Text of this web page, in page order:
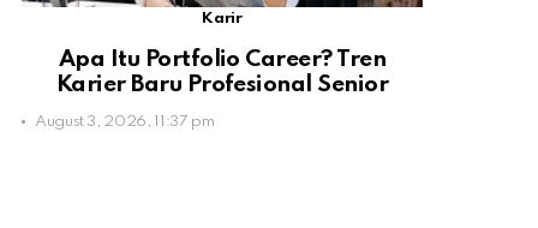
Karir
Apa Itu Portfolio Career? Tren
Karier Baru Profesional Senior
August 3, 2026, 11:37 pm